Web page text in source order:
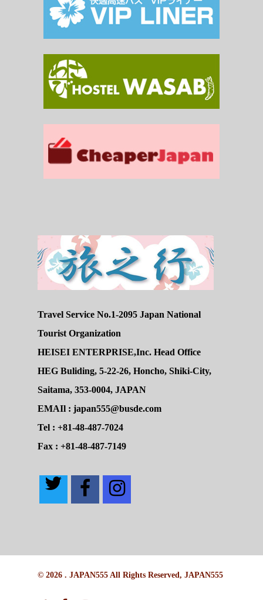
Travel Service No.1-2095 Japan National
Tourist Organization
HEISEI ENTERPRISE,Inc. Head Office
HEG Buliding, 5-22-26, Honcho, Shiki-City,
Saitama, 353-0004, JAPAN
EMAIl : japan555@busde.com
Tel : +81-48-487-7024
Fax : +81-48-487-7149
© 2026 . JAPAN555 All Rights Reserved, JAPAN555